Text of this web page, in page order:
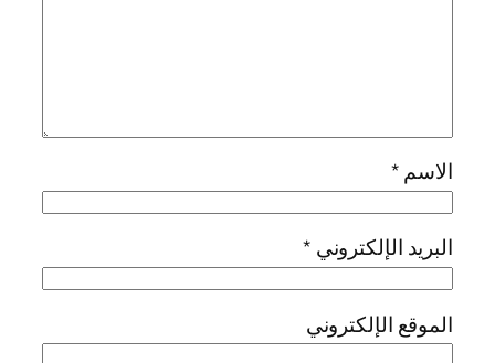
الاسم*
البريد الإلكتروني *
الموقع الإلكتروني